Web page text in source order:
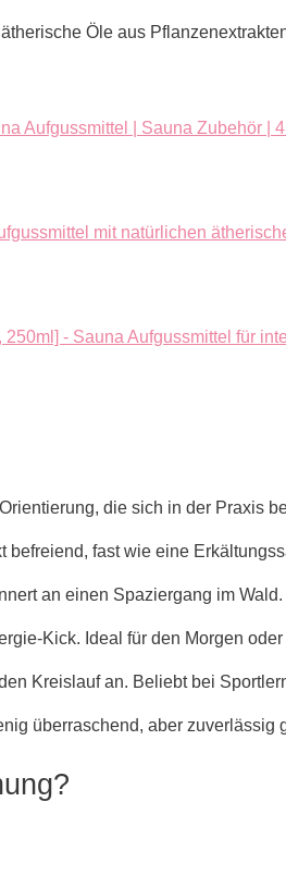
Öle aus
die sich in der Praxis
fast wie eine
an einen Spaziergang im
Kick. Ideal für den Morgen
Kreislauf an. Beliebt bei
überraschend, aber zuverlässig